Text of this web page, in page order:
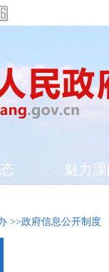
魅力
>>政府信息公开制度